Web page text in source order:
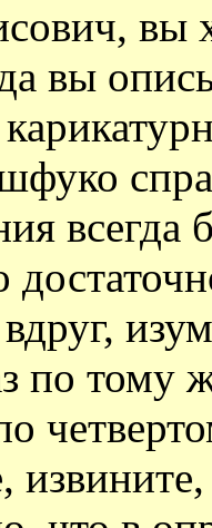
вы
вы
всегда
по тому